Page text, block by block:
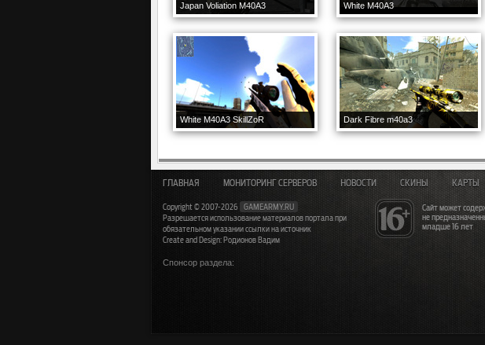
Japan Voliation M40A3 White M40A3
White M40A3 SkillZoR Dark Fibre m40a3
Сайт может
не
младше 16 лет
ГЛАВНАЯ МОНИТОРИНГ СЕРВЕРОВ НОВОСТИ СКИНЫ КАРТЫ
Copyright © 2007-2026
GAMEARMY.RU
Разрешается использование материалов портала при
обязательном указании ссылки на источник
Create and Design: Родионов Вадим
Спонсор раздела: